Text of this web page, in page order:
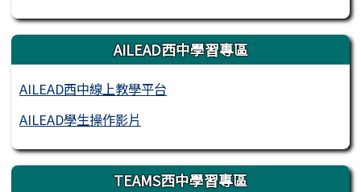
AILEAD西中學習專區
AILEAD西中線上教學平台
AILEAD學生操作影片
TEAMS西中學習專區